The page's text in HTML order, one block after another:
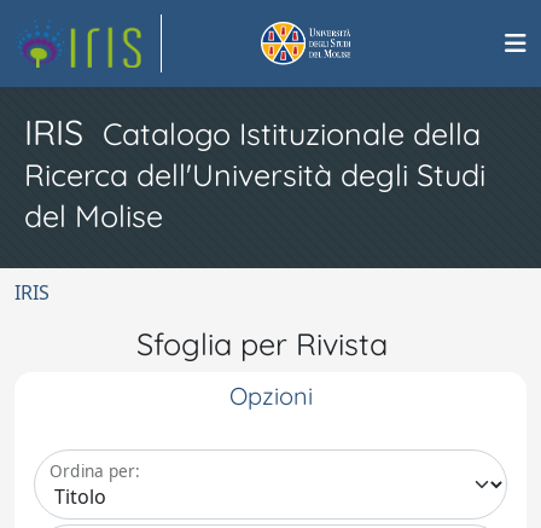
IRIS Catalogo Istituzionale della
Ricerca dell'Università degli Studi
del Molise
IRIS
Sfoglia per Rivista
Opzioni
Ordina per: